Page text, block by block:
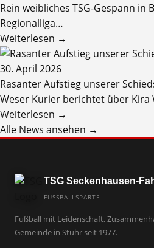
Rein weibliches TSG-Gespann in
Regionalliga…
Weiterlesen →
30. April 2026
Rasanter Aufstieg unserer
Weser Kurier berichtet über Kira
Weiterlesen →
Alle News ansehen →
TSG Seckenhausen-
FUSSBALLSPARTE
Fußball mit Leidenschaft,
Gemeinde in Stuhr seit 1977.